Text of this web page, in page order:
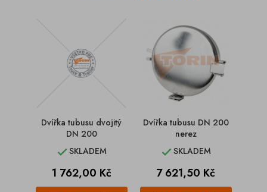
Dvířka tubusu dvojitý
DN 200
SKLADEM
Cena
1 762,00 Kč
Dvířka tubusu DN 200
nerez
SKLADEM
Cena
7 621,50 Kč